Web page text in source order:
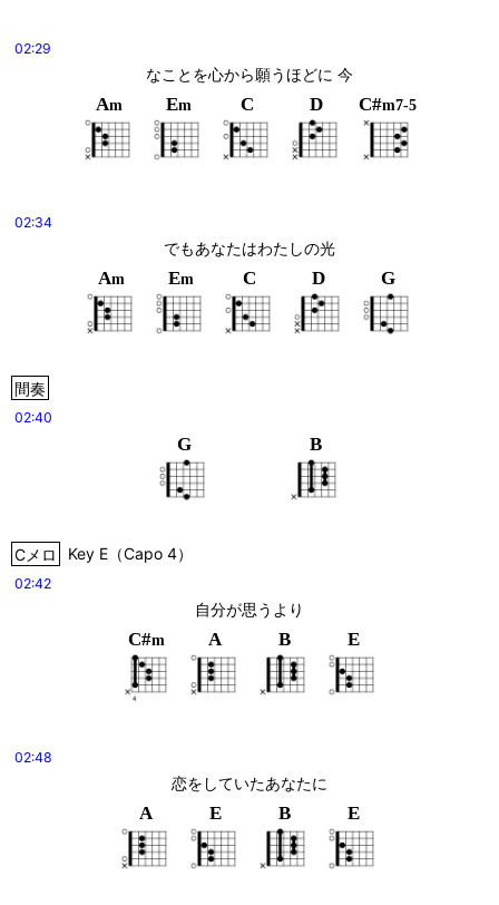
02:29
なことを心から願うほどに 今
Am Em C D C#m7-5
02:34
でもあなたはわたしの光
Am Em C D G
間奏
02:40
G B
Cメロ Key E（Capo 4）
02:42
自分が思うより
C#m A B E
02:48
恋をしていたあなたに
A E B E